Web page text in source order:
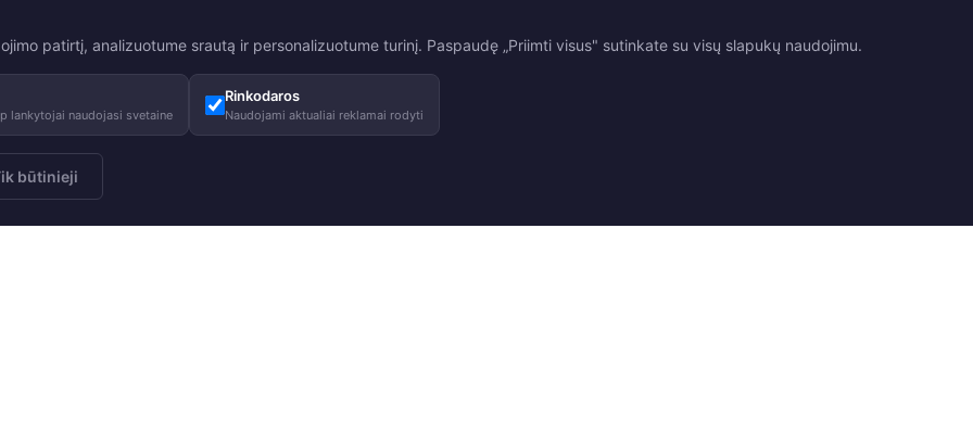
patirtį, analizuotume srautą ir personalizuotume turinį. Paspaudę „Priimti visus" sutinkate su visų slapukų naudojimu.
lankytojai naudojasi svetaine
Rinkodaros
Naudojami aktualiai reklamai rodyti
būtinieji